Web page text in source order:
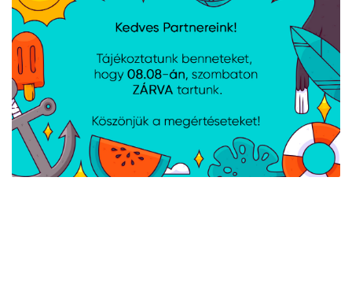
Navigáció
Hírek
Újdonságok
Kapcsolat
Letöltések
Gyártóink